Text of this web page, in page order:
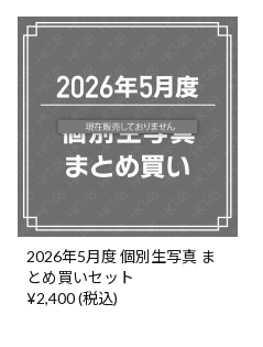
2026年5月度 個別生写真 ま
とめ買いセット
¥2,400 (税込)